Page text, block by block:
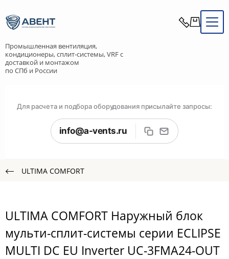
Промышленная вентиляция,
кондиционеры, сплит-системы, VRF с
доставкой и монтажом
по СПб и России
Для расчета и подбора оборудования присылайте запросы:
info@a-vents.ru
ULTIMA COMFORT
ULTIMA COMFORT Наружный блок
мульти-сплит-системы серии ECLIPSE
MULTI DC EU Inverter UC-3FMA24-OUT